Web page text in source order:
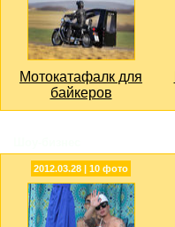
Мотокатафалк для
байкеров
2012.03.28 | 10 фото